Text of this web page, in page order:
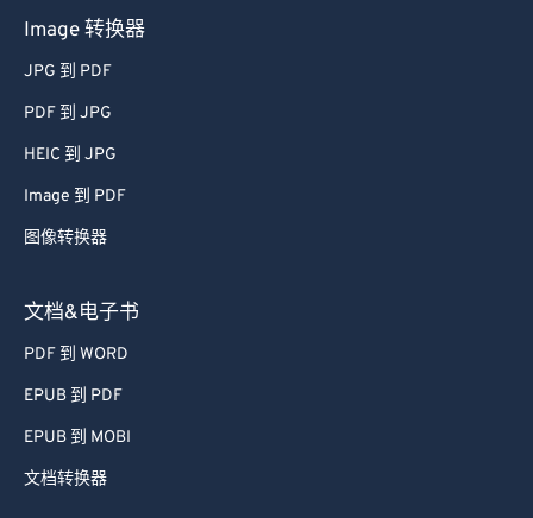
Image 转换器
JPG 到 PDF
PDF 到 JPG
HEIC 到 JPG
Image 到 PDF
图像转换器
文档&电子书
PDF 到 WORD
EPUB 到 PDF
EPUB 到 MOBI
文档转换器